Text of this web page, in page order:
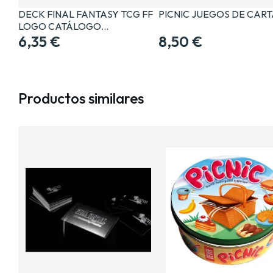
DECK FINAL FANTASY TCG FF
LOGO CATÁLOGO…
6,35 €
PICNIC JUEGOS DE
8,50 €
Productos similares